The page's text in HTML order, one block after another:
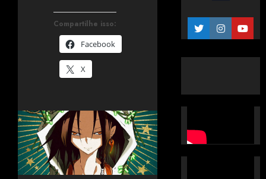
Compartilhe isso:
Facebook
X